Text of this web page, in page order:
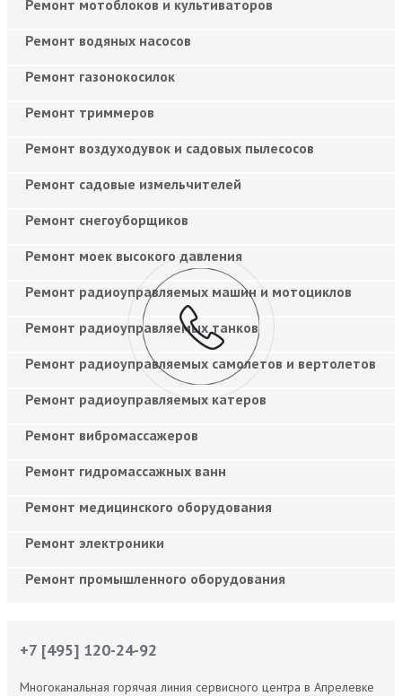
Ремонт мотоблоков и культиваторов
Ремонт водяных насосов
Ремонт газонокосилок
Ремонт триммеров
Ремонт воздуходувок и садовых пылесосов
Ремонт садовые измельчителей
Ремонт снегоуборщиков
Ремонт моек высокого давления
Ремонт радиоуправляемых машин и мотоциклов
Ремонт радиоуправляемых танков
Ремонт радиоуправляемых самолетов и вертолетов
Ремонт радиоуправляемых катеров
Ремонт вибромассажеров
Ремонт гидромассажных ванн
Ремонт медицинского оборудования
Ремонт электроники
Ремонт промышленного оборудования
+7 [495] 120-24-92
Многоканальная горячая линия сервисного центра в Апрелевке